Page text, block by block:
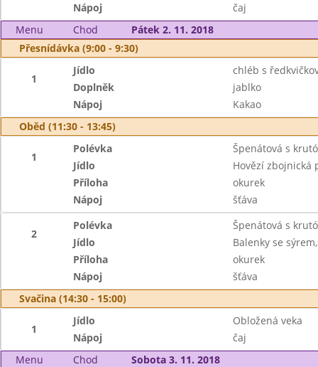
Nápoj
čaj
Menu
Chod
Pátek 2. 11. 2018
Přesnídávka (9:00 - 9:30)
1
Jídlo
chléb s
Doplněk
jablko
Nápoj
Kakao
Oběd (11:30 - 13:45)
1
Polévka
Špenátová s
Jídlo
Hovězí zbojnická
Příloha
okurek
Nápoj
šťáva
2
Polévka
Špenátová s
Jídlo
Balenky se
Příloha
okurek
Nápoj
šťáva
Svačina (14:30 - 15:00)
1
Jídlo
Obložená veka
Nápoj
čaj
Menu
Chod
Sobota 3. 11. 2018